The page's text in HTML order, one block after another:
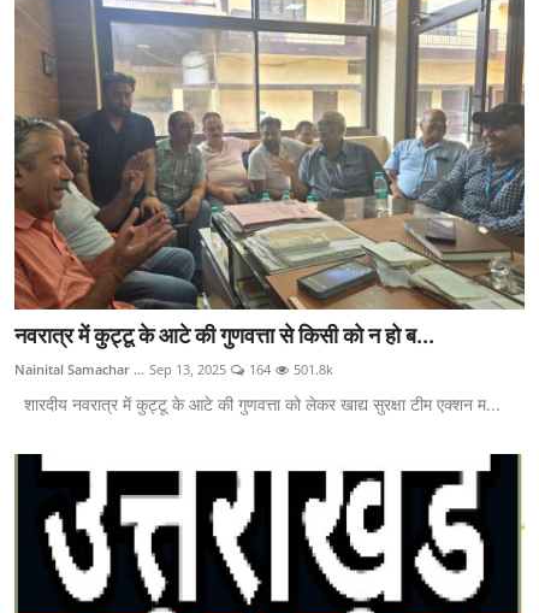
नवरात्र में कुट्टू के आटे की गुणवत्ता से किसी को न हो ब...
Nainital Samachar ... Sep 13, 2025 164 501.8k
शारदीय नवरात्र में कुट्टू के आटे की गुणवत्ता को लेकर खाद्य सुरक्षा टीम एक्शन म...